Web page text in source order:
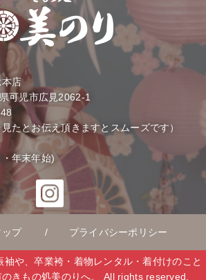
店
可児市広見2062-1
たとお伝え頂きますとスムーズです）
・年末年始)
プ プライバシーポリシー
や、卒業袴・着物レンタル・着付けのこと
きもの処美のりへ。 All rights reserved.